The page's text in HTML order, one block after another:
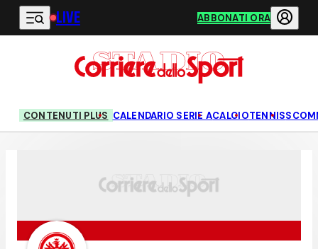
Vai al contenuto principale
LIVE ABBONATI ORA
CONTENUTI PLUS CALENDARIO SERIE ACALCIOTENNIS